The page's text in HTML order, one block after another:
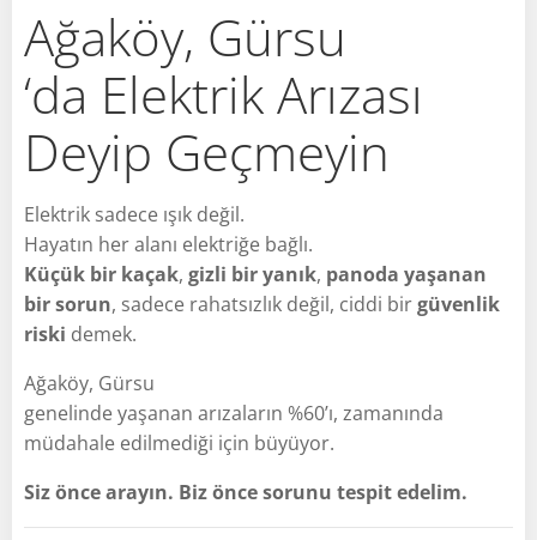
Ağaköy, Gürsu
‘da Elektrik Arızası
Deyip Geçmeyin
Elektrik sadece ışık değil.
Hayatın her alanı elektriğe bağlı.
Küçük bir kaçak, gizli bir yanık, panoda yaşanan
bir sorun, sadece rahatsızlık değil, ciddi birgüvenlik
riski demek.
Ağaköy, Gürsu
genelinde yaşanan arızaların %60’ı, zamanında
müdahale edilmediği için büyüyor.
Siz önce arayın. Biz önce sorunu tespit edelim.